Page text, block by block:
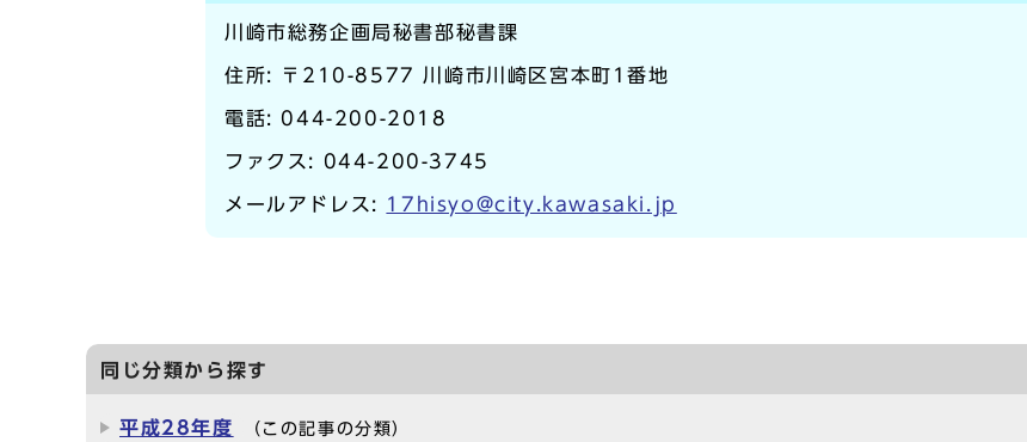
川崎市総務企画局秘書部秘書課
住所: 〒210-8577 川崎市川崎区宮本町1番地
電話: 044-200-2018
ファクス: 044-200-3745
メールアドレス: 17hisyo@city.kawasaki.jp
同じ分類から探す
平成28年度 （この記事の分類）